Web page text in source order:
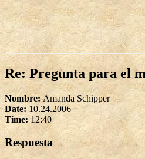
Re: Pregunta para el
Nombre:Amanda Schipper
Date: 10.24.2006
Time: 12:40
Respuesta